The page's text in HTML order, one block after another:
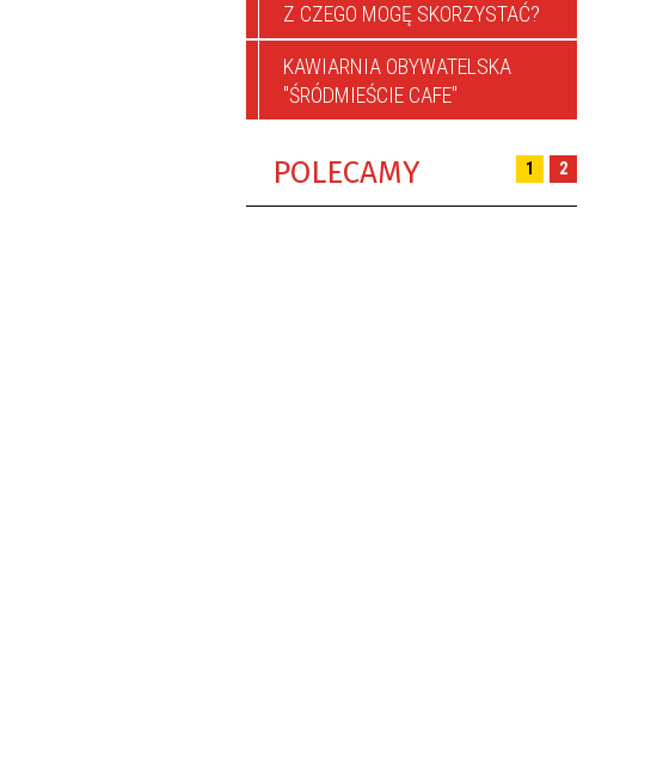
Z CZEGO MOGĘ SKORZYSTAĆ?
KAWIARNIA OBYWATELSKA
"ŚRÓDMIEŚCIE CAFE"
POLECAMY 1 2